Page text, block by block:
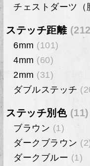
チェストダーツ（
ステッチ距離
6mm (101)
4mm (60)
2mm (31)
ダブルステッチ
ステッチ別色(11)
ブラウン (1)
ダークブラウン
ダークブルー (1)